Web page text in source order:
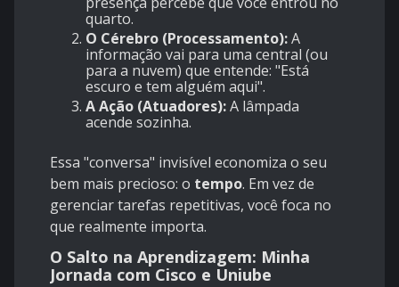
quarto.
O Cérebro (Processamento):A
informação vai para uma central (ou
para a nuvem) que entende: "Está
escuro e tem alguém aqui".
A Ação (Atuadores):A lâmpada
acende sozinha.
Essa "conversa" invisível economiza o seu
bem mais precioso: o tempo. Em vez de
gerenciar tarefas repetitivas, você foca no
que realmente importa.
O Salto na Aprendizagem: Minha
Jornada com Cisco e Uniube